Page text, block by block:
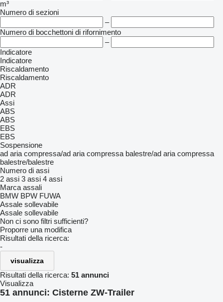
m³
Numero di sezioni
–
Numero di bocchettoni di rifornimento
–
Indicatore
Indicatore
Riscaldamento
Riscaldamento
ADR
ADR
Assi
ABS
ABS
EBS
EBS
Sospensione
ad aria compressa/ad aria compressa balestre/ad aria compressa
balestre/balestre
Numero di assi
2 assi 3 assi 4 assi
Marca assali
BMW BPW FUWA
Assale sollevabile
Assale sollevabile
Non ci sono filtri sufficienti?
Proporre una modifica
Risultati della ricerca:
-
visualizza
Risultati della ricerca: 51 annunci
Visualizza
51 annunci: Cisterne ZW-Trailer